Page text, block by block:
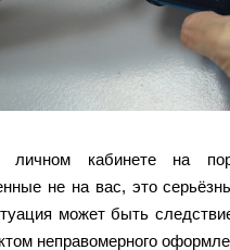
кабинете на
не на вас, это
может быть
неправомерного